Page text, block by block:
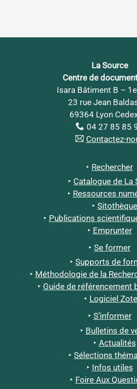
La Source
Centre de
Isara Bâtiment B –
23 rue Jean
69364 Lyon
04 27 85 85
Contactez-
Rechercher
Catalogue de La
Ressources
Sitothèque
Publications
Emprunter
Se former
Supports de
Méthodologie de la
Guide de référencement
Logiciel
S’informer
Bulletins de
Actualités
Sélections
Infos utiles
Foire Aux